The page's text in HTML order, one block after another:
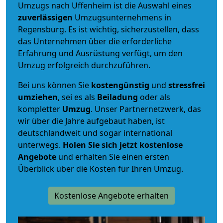
Umzugs nach Uffenheim ist die Auswahl eines
zuverlässigen Umzugsunternehmens in
Regensburg. Es ist wichtig, sicherzustellen, dass
das Unternehmen über die erforderliche
Erfahrung und Ausrüstung verfügt, um den
Umzug erfolgreich durchzuführen.
Bei uns können Sie kostengünstig und stressfrei
umziehen, sei es als Beiladung oder als
kompletter Umzug. Unser Partnernetzwerk, das
wir über die Jahre aufgebaut haben, ist
deutschlandweit und sogar international
unterwegs. Holen Sie sich jetzt kostenlose
Angebote und erhalten Sie einen ersten
Überblick über die Kosten für Ihren Umzug.
Kostenlose Angebote erhalten